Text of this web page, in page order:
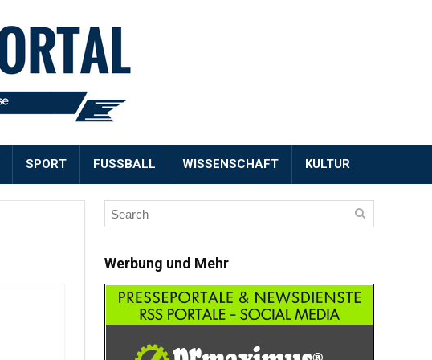
SPORT FUSSBALL WISSENSCHAFT KULTUR
Werbung und Mehr